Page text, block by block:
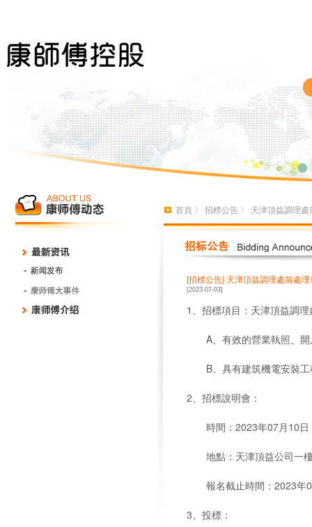
首頁 〉 招標公告 〉 天津頂益調理
[招標公告] 天津頂益調理處前處
[2023-07-03]
1、招標項目：天津頂益調
A、有效的營業執照、開
B、具有建筑機電安裝工
2、招標說明會：
時間：2023年07月10日
地點：天津頂益公司一
報名截止時間：2023年
3、投標：